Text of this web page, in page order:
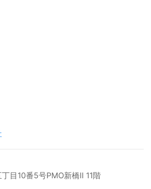
目10番5号PMO新橋Ⅱ 11階